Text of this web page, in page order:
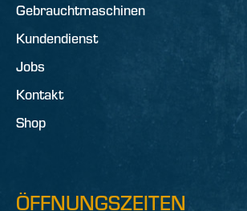
Gebrauchtmaschinen
Kundendienst
Jobs
Kontakt
Shop
ÖFFNUNGSZEITEN